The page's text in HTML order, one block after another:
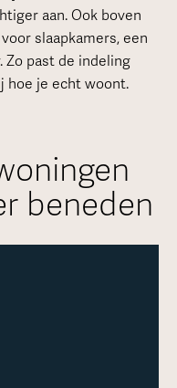
aan. Ook boven
slaapkamers, een
Zo past de indeling
hoe je echt woont.
beneden